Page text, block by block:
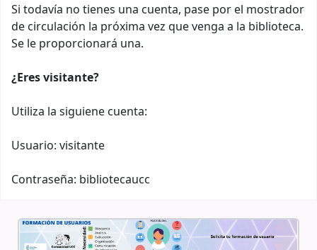
Si todavía no tienes una cuenta, pase por el mostrador
de circulación la próxima vez que venga a la biblioteca.
Se le proporcionará una.
¿Eres visitante?
Utiliza la siguiene cuenta:
Usuario: visitante
Contraseña: bibliotecaucc